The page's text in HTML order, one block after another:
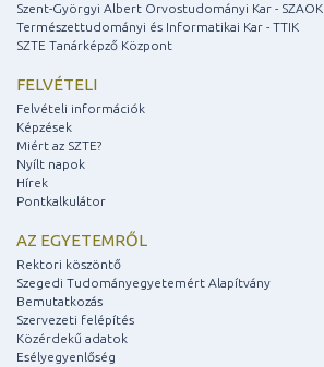
Szent-Györgyi Albert Orvostudományi Kar - SZAOK
Természettudományi és Informatikai Kar - TTIK
SZTE Tanárképző Központ
FELVÉTELI
Felvételi információk
Képzések
Miért az SZTE?
Nyílt napok
Hírek
Pontkalkulátor
AZ EGYETEMRŐL
Rektori köszöntő
Szegedi Tudományegyetemért Alapítvány
Bemutatkozás
Szervezeti felépítés
Közérdekű adatok
Esélyegyenlőség